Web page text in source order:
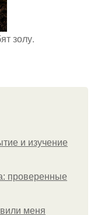
золу.
и изучение
проверенные
меня